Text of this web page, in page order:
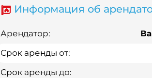
Информация об
Арендатор:
Срок аренды от:
Срок аренды до: